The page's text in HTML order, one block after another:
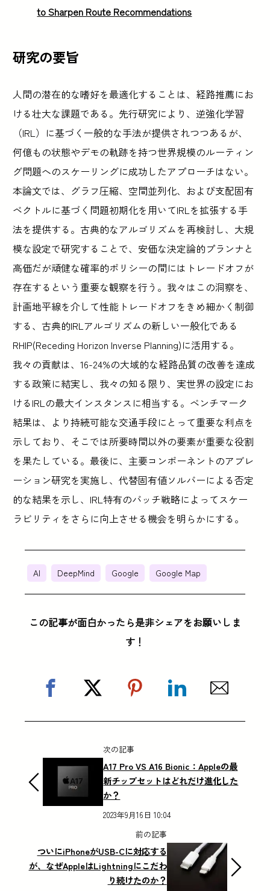
to Sharpen Route Recommendations
研究の要旨
人間の潜在的な嗜好を最適化することは、経路推薦にお
ける壮大な課題である。先行研究により、逆強化学習
（IRL）に基づく一般的な手法が提供されつつあるが、
何億もの状態やデモの軌跡を持つ世界規模のルーティン
グ問題へのスケーリングに成功したアプローチはない。
本論文では、グラフ圧縮、空間並列化、および支配固有
ベクトルに基づく問題初期化を用いてIRLを拡張する手
法を提供する。古典的なアルゴリズムを再検討し、大規
模な設定で研究することで、安価な決定論的プランナと
高価だが頑健な確率的ポリシーの間にはトレードオフが
存在するという重要な観察を行う。我々はこの洞察を、
計画地平線を介して性能トレードオフをきめ細かく制御
する、古典的IRLアルゴリズムの新しい一般化である
RHIP(Receding Horizon Inverse Planning)に活用する。
我々の貢献は、16-24%の大域的な経路品質の改善を達成
する政策に結実し、我々の知る限り、実世界の設定にお
けるIRLの最大インスタンスに相当する。ベンチマーク
結果は、より持続可能な交通手段にとって重要な利点を
示しており、そこでは所要時間以外の要素が重要な役割
を果たしている。最後に、主要コンポーネントのアブレ
ーション研究を実施し、代替固有値ソルバーによる否定
的な結果を示し、IRL特有のバッチ戦略によってスケー
ラビリティをさらに向上させる機会を明らかにする。
AI DeepMind Google Google Map
この記事が面白かったら是非シェアをお願いしま
す！
次の記事
A17 Pro VS A16 Bionic：Appleの最
新チップセットはどれだけ進化した
か？
2023年9月16日 10:04
前の記事
ついにiPhoneがUSB-Cに対応する
が、なぜAppleはLightningにこだわ
り続けたのか？